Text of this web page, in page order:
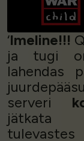
‘Imeline!!!
ja tugi
lahendas
serveri
jätkata
tulevastes